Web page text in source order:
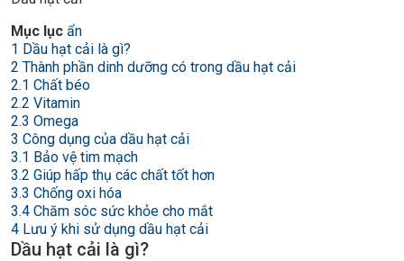
Mục lục ẩn
1 Dầu hạt cải là gì?
2 Thành phần dinh dưỡng có trong dầu hạt cải
2.1 Chất béo
2.2 Vitamin
2.3 Omega
3 Công dụng của dầu hạt cải
3.1 Bảo vệ tim mạch
3.2 Giúp hấp thụ các chất tốt hơn
3.3 Chống oxi hóa
3.4 Chăm sóc sức khỏe cho mắt
4 Lưu ý khi sử dụng dầu hạt cải
Dầu hạt cải là gì?